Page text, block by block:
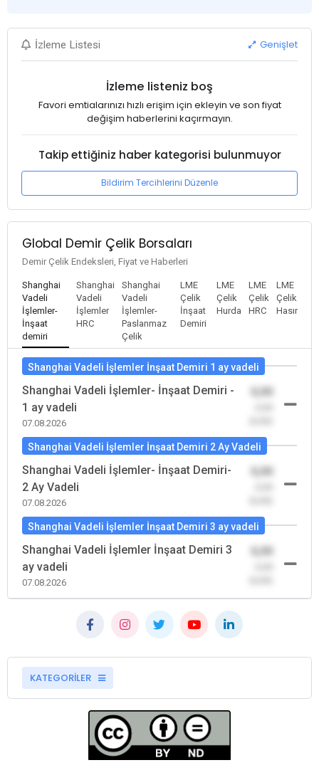
İzleme Listesi Genişlet
İzleme listeniz boş
Favori emtialarınızı hızlı erişim için ekleyin ve son fiyat
değişim haberlerini kaçırmayın.
Takip ettiğiniz haber kategorisi bulunmuyor
Bildirim Tercihlerini Düzenle
Global Demir Çelik Borsaları
Demir Çelik Endeksleri, Fiyat ve Haberleri
Shanghai
Vadeli
İşlemler-
İnşaat
demiri
Shanghai
Vadeli
İşlemler
HRC
Shanghai
Vadeli
İşlemler-
Paslanmaz
Çelik
LME
Çelik
İnşaat
Demiri
LME
Çelik
Hurda
LME
Çelik
HRC
LME
Çelik
Hasır
Shanghai Vadeli İşlemler İnşaat Demiri 1 ay vadeli
Shanghai Vadeli İşlemler- İnşaat Demiri -
1 ay vadeli
07.08.2026
Shanghai Vadeli İşlemler İnşaat Demiri 2 Ay Vadeli
Shanghai Vadeli İşlemler- İnşaat Demiri-
2 Ay Vadeli
07.08.2026
Shanghai Vadeli İşlemler İnşaat Demiri 3 ay vadeli
Shanghai Vadeli İşlemler İnşaat Demiri 3
ay vadeli
07.08.2026
KATEGORİLER